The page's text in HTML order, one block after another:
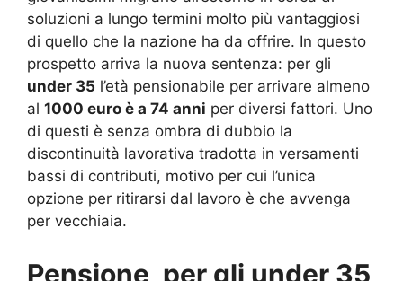
soluzioni a lungo termini molto più vantaggiosi
di quello che la nazione ha da offrire. In questo
prospetto arriva la nuova sentenza: per gli
under 35 l’età pensionabile per arrivare almeno
al 1000 euro è a 74 anni per diversi fattori. Uno
di questi è senza ombra di dubbio la
discontinuità lavorativa tradotta in versamenti
bassi di contributi, motivo per cui l’unica
opzione per ritirarsi dal lavoro è che avvenga
per vecchiaia.
Pensione, per gli under 35